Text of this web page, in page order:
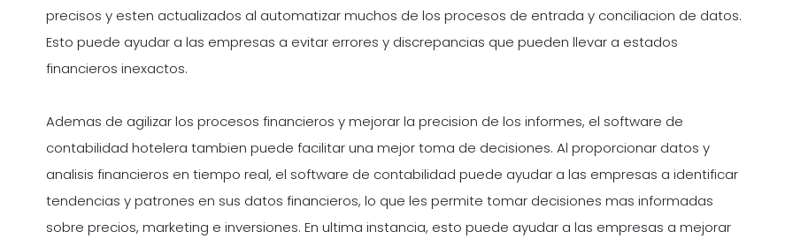
precisos y esten actualizados al automatizar muchos de los procesos de entrada y conciliacion de datos.
Esto puede ayudar a las empresas a evitar errores y discrepancias que pueden llevar a estados
financieros inexactos.
Ademas de agilizar los procesos financieros y mejorar la precision de los informes, el software de
contabilidad hotelera tambien puede facilitar una mejor toma de decisiones. Al proporcionar datos y
analisis financieros en tiempo real, el software de contabilidad puede ayudar a las empresas a identificar
tendencias y patrones en sus datos financieros, lo que les permite tomar decisiones mas informadas
sobre precios, marketing e inversiones. En ultima instancia, esto puede ayudar a las empresas a mejorar